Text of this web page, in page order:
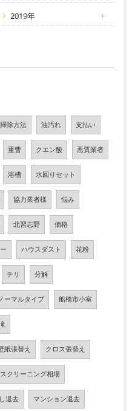
2019年
掃除方法 油汚れ 支払い
重曹 クエン酸 悪質業者
浴槽 水回りセット
協力業者様 悩み
北習志野 価格
ハウスダスト 花粉
チリ 分解
ーマルタイプ 船橋市小室
紙張替え クロス張替え
クリーニング相場
退去 マンション退去